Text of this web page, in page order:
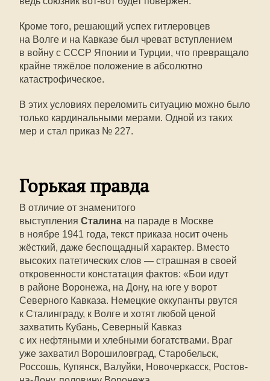
Кроме того, решающий успех гитлеровцев
на Волге и на Кавказе был чреват вступлением
в войну с СССР Японии и Турции, что превращало
крайне тяжёлое положение в абсолютно
катастрофическое.
В этих условиях переломить ситуацию можно было
только кардинальными мерами. Одной из таких
мер и стал приказ № 227.
Горькая правда
В отличие от знаменитого
выступления Сталина на параде в Москве
в ноябре 1941 года, текст приказа носит очень
жёсткий, даже беспощадный характер. Вместо
высоких патетических слов — страшная в своей
откровенности констатация фактов: «Бои идут
в районе Воронежа, на Дону, на юге у ворот
Северного Кавказа. Немецкие оккупанты рвутся
к Сталинграду, к Волге и хотят любой ценой
захватить Кубань, Северный Кавказ
с их нефтяными и хлебными богатствами. Враг
уже захватил Ворошиловград, Старобельск,
Россошь, Купянск, Валуйки, Новочеркасск, Ростов-